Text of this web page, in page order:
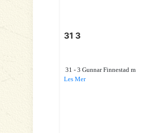
31 3
31 - 3 Gunnar Finnestad m
Les Mer